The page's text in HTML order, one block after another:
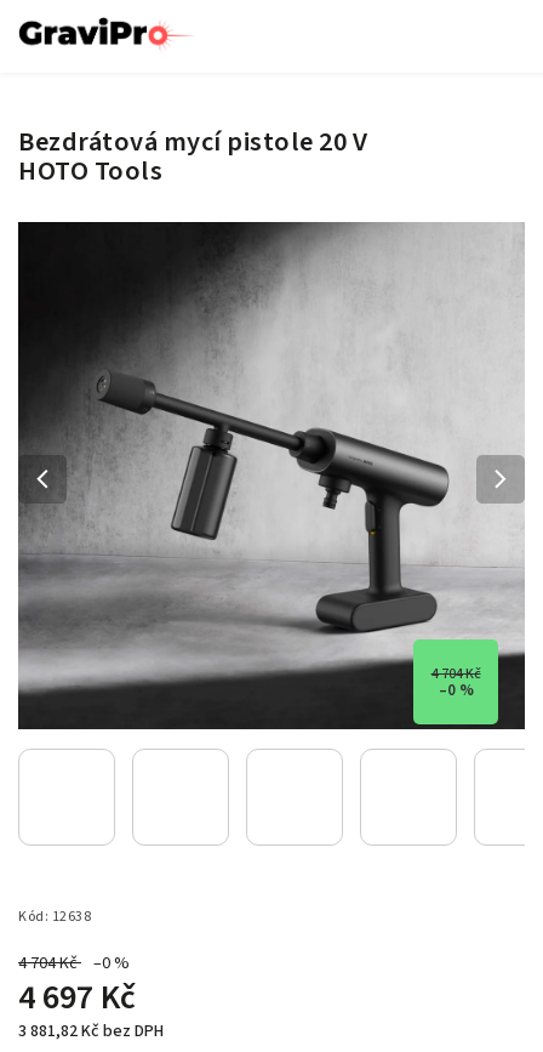
Bezdrátová mycí pistole 20 V
HOTO Tools
4 704 Kč
–0 %
Kód: 12638
4 704 Kč –0 %
4 697 Kč
3 881,82 Kč bez DPH